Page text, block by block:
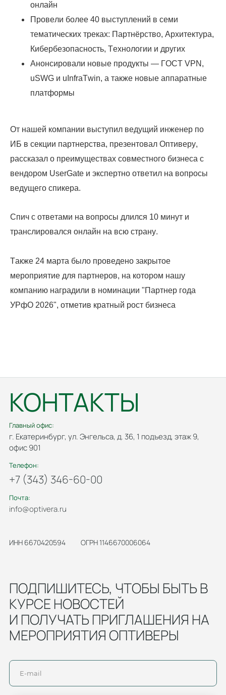
онлайн
Провели более 40 выступлений в семи
тематических треках: Партнёрство, Архитектура,
Кибербезопасность, Технологии и других
Анонсировали новые продукты — ГОСТ VPN,
uSWG и uInfraTwin, а также новые аппаратные
платформы
От нашей компании выступил ведущий инженер по
ИБ в секции партнерства, презентовал Оптиверу,
рассказал о преимуществах совместного бизнеса с
вендором UserGate и экспертно ответил на вопросы
ведущего спикера.
Спич с ответами на вопросы длился 10 минут и
транслировался онлайн на всю страну.
Также 24 марта было проведено закрытое
мероприятие для партнеров, на котором нашу
компанию наградили в номинации "Партнер года
УРфО 2026", отметив кратный рост бизнеса
КОНТАКТЫ
Главный офис:
г. Екатеринбург, ул. Энгельса, д. 36, 1 подъезд, этаж 9,
офис 901
Телефон:
+7 (343) 346-60-00
Почта:
info@optivera.ru
ИНН 6670420594 ОГРН 1146670006064
ПОДПИШИТЕСЬ, ЧТОБЫ БЫТЬ В
КУРСЕ НОВОСТЕЙ
И ПОЛУЧАТЬ ПРИГЛАШЕНИЯ НА
МЕРОПРИЯТИЯ ОПТИВЕРЫ